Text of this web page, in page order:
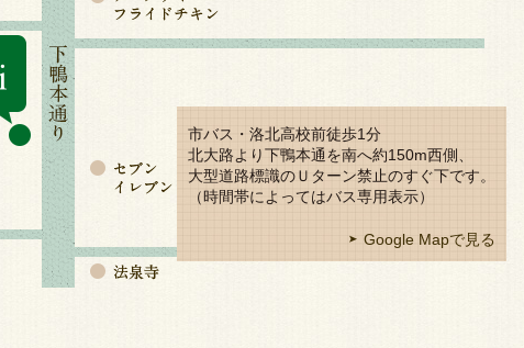
市バス・洛北高校前徒歩1分
北大路より下鴨本通を南へ約150m西側、
大型道路標識のＵターン禁止のすぐ下です。
（時間帯によってはバス専用表示）
Google Mapで見る